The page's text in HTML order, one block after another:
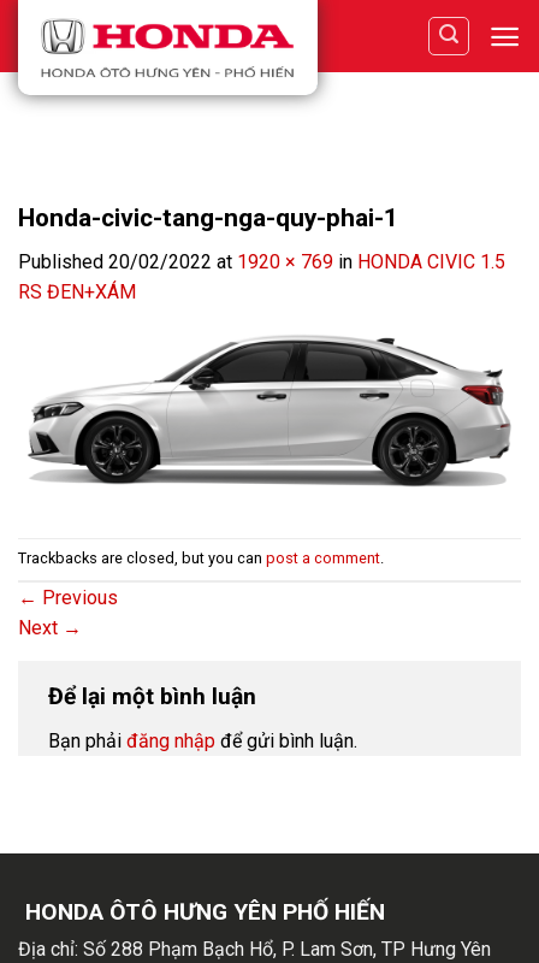
content
Honda-civic-tang-nga-quy-phai-1
Published 20/02/2022 at 1920 × 769 in HONDA CIVIC 1.5
RS ĐEN+XÁM
Trackbacks are closed, but you can post a comment
← Previous
Next →
Để lại một bình luận
Bạn phải đăng nhập để gửi bình luận.
HONDA ÔTÔ HƯNG YÊN PHỐ HIẾN
Địa chỉ: Số 288 Phạm Bạch Hổ, P. Lam Sơn, TP Hưng Yên